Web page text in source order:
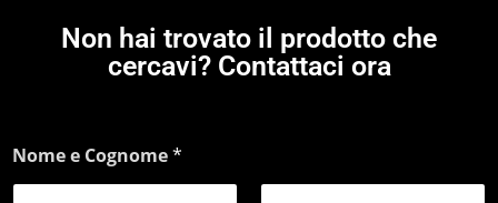
Non hai trovato il prodotto che
cercavi? Contattaci ora
Nome e Cognome*